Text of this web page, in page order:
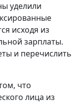
уделили
исходя из
зарплаты.
и перечислить
что
лица из